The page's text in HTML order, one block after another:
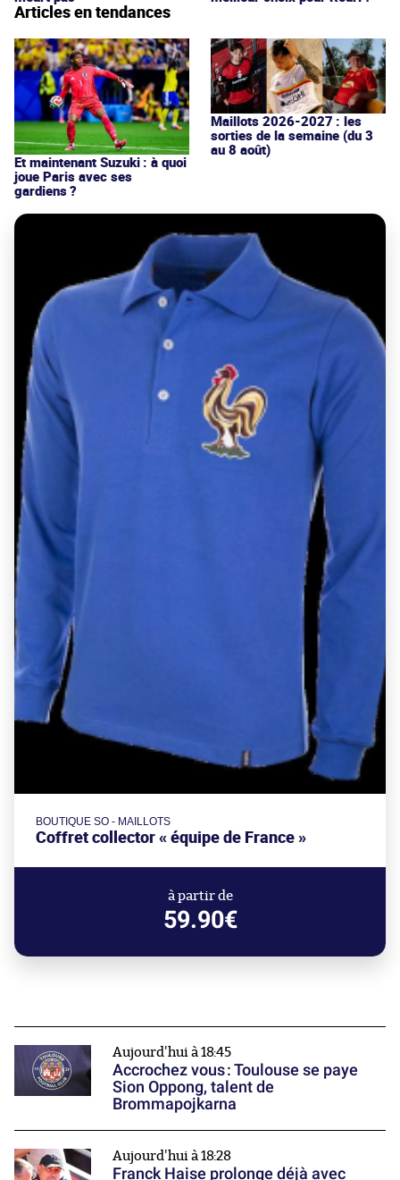
Articles en tendances
Et maintenant Suzuki : à quoi
joue Paris avec ses
gardiens ?
Maillots 2026-2027 : les
sorties de la semaine (du 3
au 8 août)
BOUTIQUE SO - MAILLOTS
Coffret collector « équipe de France »
à partir de
59.90€
Aujourd'hui à 18:45
Accrochez vous : Toulouse se paye
Sion Oppong, talent de
Brommapojkarna
Aujourd'hui à 18:28
Franck Haise prolonge déjà avec